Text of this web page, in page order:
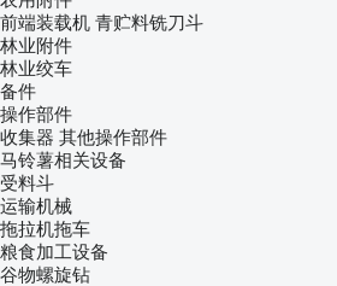
前端装载机 青贮料铣刀斗
林业附件
林业绞车
备件
操作部件
收集器 其他操作部件
马铃薯相关设备
受料斗
运输机械
拖拉机拖车
粮食加工设备
谷物螺旋钻